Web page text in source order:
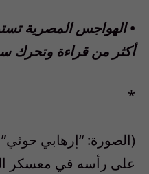
• الهواجس المصرية
أكثر من قراءة وتحرك
*
(الصورة: “إرهابي
على رأسه في معسكر